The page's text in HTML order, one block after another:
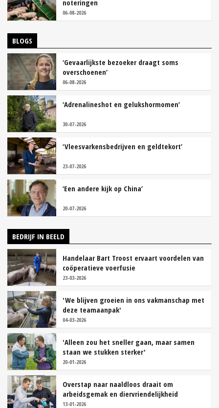
noteringen
06-08-2026
BLOGS
‘Gevaarlijkste bezoeker draagt soms
overschoenen’
06-08-2026
‘Adrenalineshot en gelukshormomen’
30-07-2026
‘Vleesvarkensbedrijven en geldtekort’
23-07-2026
‘Een andere kijk op China’
20-07-2026
BEDRIJF IN BEELD
Handelaar Bart Troost ervaart voordelen van
coöperatieve voerfusie
23-03-2026
'We blijven groeien in ons vakmanschap met
deze teamaanpak'
04-03-2026
'Alleen zou het sneller gaan, maar samen
staan we stukken sterker'
20-01-2026
Overstap naar naaldloos draait om
arbeidsgemak en diervriendelijkheid
13-01-2026